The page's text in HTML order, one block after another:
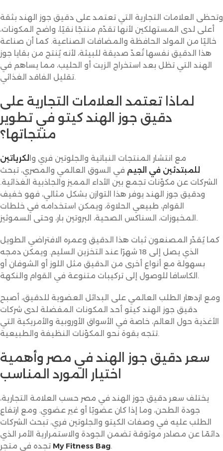
وتحظى العلامات التجارية التي تعتمد على دقيق جوز الهند بثقة
أعلى لدى المستهلكين لأنها تقدّم منتجًا نقيًا، واضح المكونات،
خاليًا من المواد الحافظة والمضافات الصناعية. كما أن صناعة
هذا الدقيق نفسها تُعدّ صديقة للبيئة، لأنه يُنتج من بقايا جوز
الهند التي تظل بعد استخراج الزيت أو الحليب، مما يساهم في
تقليل الفاقد الغذائي.
لماذا تعتمد العلامات التجارية على
دقيق جوز الهند كيتو في تطوير
منتجاتها؟
مع انتشار المنتجات النباتية والجلوتين فري وا لكرياتين
للمبتدئين في الجيم في السوق العالمي والمصري، تبحث
الشركات عن مكوّنات تجمع بين الأداء المميز والجاذبية الغذائية.
ودقيق جوز الهند يوفر هذا التوازن بشكل مثالي، فهو خفيف
القوام، طبيعي الحلاوة، ويمكن استخدامه في خلطات
المخبوزات، السناكس الصحية، البروتين بار، وحتى السموثيز.
كما يُقدّر المصنعون ثبات هذا الدقيق وعمره الافتراضي الطويل
الذي يصل إلى 18 شهرًا عند التخزين السليم. ويمكن دمجه
بسهولة مع أنواع أخرى من الدقيق مثل اللوز أو الشوفان أو
الكاسافا للوصول إلى تركيبات متنوعة في القوام والنكهة.
ومع ازدهار الطلب العالمي على البدائل العضوية للدقيق، أصبح
دقيق جوز الهند كيتو أحد المكونات المفضلة لدى شركات
الأغذية حول العالم، خاصة في الأسواق الأوروبية والأمريكية التي
تتجه بقوة نحو المكوّنات النظيفة والطبيعية.
سعر دقيق جوز الهند في مصر وأهمية
اختيار المورد المناسب
يختلف سعر دقيق جوز الهند في مصر حسب العلامة التجارية،
جودة الطحن، وما إذا كان عضويًا أو غير عضوي. ومع ارتفاع
الطلب عليه في وصفات الكيتو والجلوتين فري، تبحث الشركات
دائمًا عن مصادر موثوقة تضمن الجودة والاستمرارية الأمر الذي
My Fitness Bag.